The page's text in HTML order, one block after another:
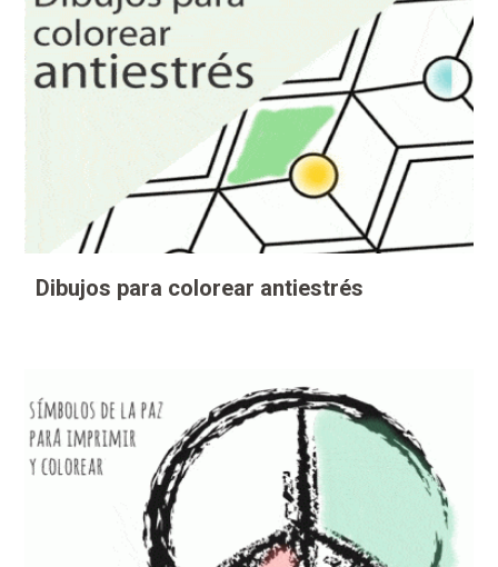
Dibujos para colorear antiestrés